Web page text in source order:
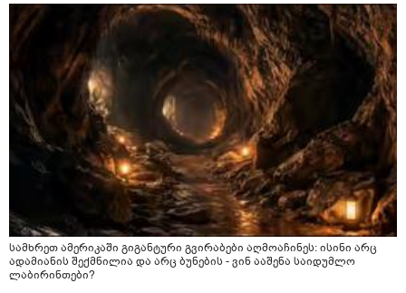
სამხრეთ ამერიკაში გიგანტური გვირაბები აღმოაჩინეს: ისინი არც
ადამიანის შექმნილია და არც ბუნების - ვინ ააშენა საიდუმლო
ლაბირინთები?